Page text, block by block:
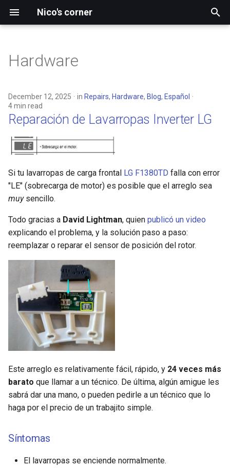
Nico's corner
i
a
z
i
n
g
2026
2025
Reparación de Lavarropas
3D printing
Prusa MK3
Hardware FreeCAD
CNC Laser Cutting
Linux
Arch
VS Code
ImageJ
Science
Simulations
Hardware
December 12, 2025 in Repairs, Hardware, Blog, Español
4 min read
Reparación de Lavarropas Inverter LG
Si tu lavarropas de carga frontal LG F1380TD falla con error
"LE" (sobrecarga de motor) es posible que el arreglo sea
muysencillo.
Todo gracias a David Lightman, quien publicó un video
explicando el problema, y la solución paso a paso:
reemplazar o reparar el sensor de posición del rotor.
Este arreglo es relativamente fácil, rápido, y 24 veces más
barato que llamar a un técnico. De última, algún amigue les
sabrá dar una mano, o pueden pedirle a un técnico que lo
haga por el precio de un trabajito simple.
Síntomas
El lavarropas se enciende normalmente.